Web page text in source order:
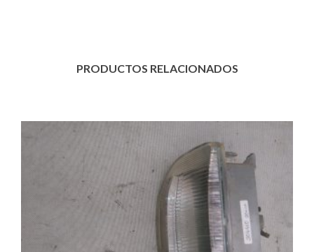
PRODUCTOS RELACIONADOS